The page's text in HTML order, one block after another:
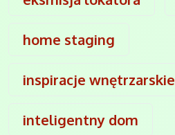
home staging
inspiracje wnętrzarskie
inteligentny dom